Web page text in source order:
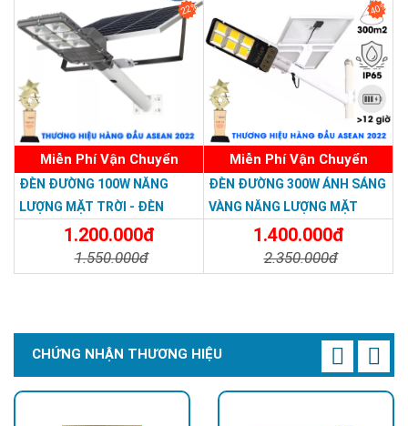
HÌNH ẢNH THỰC TẾ
22%
Miễn Phí Vận Chuyển
ĐÈN ĐƯỜNG 100W NĂNG
LƯỢNG MẶT TRỜI - ĐÈN
ĐƯỜNG NĂNG LƯỢNG MẶT
TRỜI 100W GIÁ RẺ - Solar
Light 100W
1.200.000đ
1.550.000đ
40%
Miễn Phí Vận Chuyển
ĐÈN ĐƯỜNG 300W ÁNH SÁNG
VÀNG NĂNG LƯỢNG MẶT
TRỜI - Solar Light 300W
1.400.000đ
2.350.000đ
CHỨNG NHẬN THƯƠNG HIỆU